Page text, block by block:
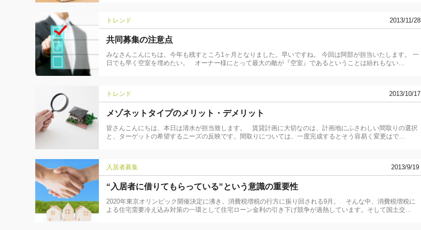
トレンド 2013/11/28
共同募集の注意点
みなさんこんにちは。今年も残すところ1ヶ月となりました。早いですね。 今回は阿部が担当いたします。 一
日でも早く空室を埋めたい。 オーナー様にとって最大の敵が『空室』であるということは紛れもない…
トレンド 2013/10/17
メゾネットタイプのメリット・デメリット
皆さんこんにちは、本日は清水が担当致します。 賃貸計画に大切なのは、計画地にふさわしい間取りの選択
と、ターゲットの希望するニーズの反映です。間取りについては、一度完成するとそう容易く変更はで…
入居者募集 2013/9/19
“入居者に借りてもらっている”という意識の重要性
2020年東京オリンピック開催決定に沸き、消費税増税の行方に振り回される9月。 そんな中、消費税増税に
よる住宅需要冷え込み対策の一環として住宅ローン金利の引き下げ競争が過熱しています。そして国土交…